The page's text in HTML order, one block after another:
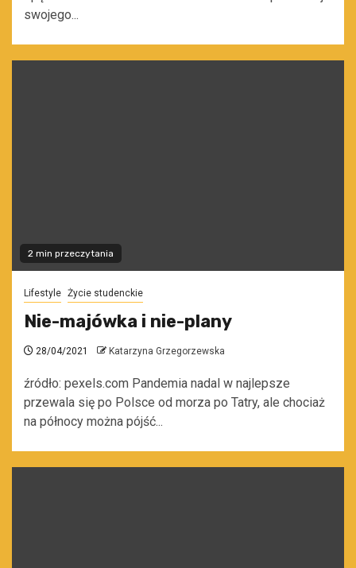
swojego...
2 min przeczytania
Lifestyle Życie studenckie
Nie-majówka i nie-plany
28/04/2021 Katarzyna Grzegorzewska
źródło: pexels.com Pandemia nadal w najlepsze
przewala się po Polsce od morza po Tatry, ale chociaż
na północy można pójść...